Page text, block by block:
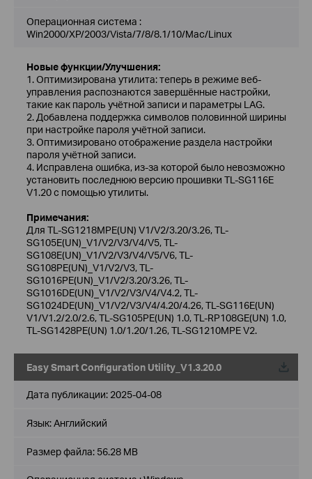
Операционная система :
Win2000/XP/2003/Vista/7/8/8.1/10/Mac/Linux
Новые функции/Улучшения:
1. Оптимизирована утилита: теперь в режиме веб-
управления распознаются завершённые настройки,
такие как пароль учётной записи и параметры LAG.
2. Добавлена поддержка символов половинной ширины
при настройке пароля учётной записи.
3. Оптимизировано отображение раздела настройки
пароля учётной записи.
4. Исправлена ошибка, из-за которой было невозможно
установить последнюю версию прошивки TL-SG116E
V1.20 с помощью утилиты.
Примечания:
Для TL-SG1218MPE(UN) V1/V2/3.20/3.26, TL-
SG105E(UN)_V1/V2/V3/V4/V5, TL-
SG108E(UN)_V1/V2/V3/V4/V5/V6, TL-
SG108PE(UN)_V1/V2/V3, TL-
SG1016PE(UN)_V1/V2/3.20/3.26, TL-
SG1016DE(UN)_V1/V2/V3/V4/V4.2, TL-
SG1024DE(UN)_V1/V2/V3/V4/4.20/4.26, TL-SG116E(UN)
V1/V1.2/2.0/2.6, TL-SG105PE(UN) 1.0, TL-RP108GE(UN) 1.0,
TL-SG1428PE(UN) 1.0/1.20/1.26, TL-SG1210MPE V2.
Easy Smart Configuration Utility_V1.3.20.0
Дата публикации: 2025-04-08
Язык:Английский
Размер файла: 56.28 MB